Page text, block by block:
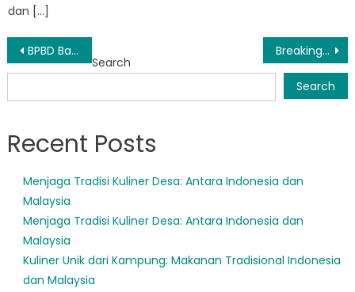
dan […]
Post
navigation
BPBD Banten Pandeglang: Memimpin dalam Tanggap dan Kesiapsiagaan Bencana Breaking News: Pandeglang Dilanda Bencana Alam – Tetap Terinformasi
Search
Search
Recent Posts
Menjaga Tradisi Kuliner Desa: Antara Indonesia dan
Malaysia
Menjaga Tradisi Kuliner Desa: Antara Indonesia dan
Malaysia
Kuliner Unik dari Kampung: Makanan Tradisional Indonesia
dan Malaysia